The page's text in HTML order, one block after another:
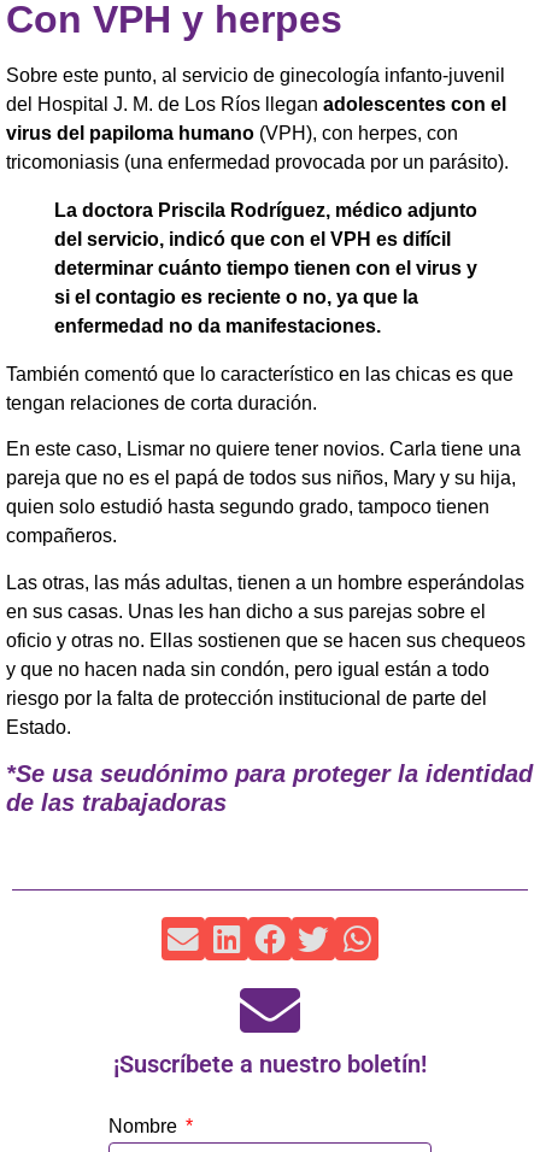
Con VPH y herpes
Sobre este punto, al servicio de ginecología infanto-juvenil
del Hospital J. M. de Los Ríos llegan adolescentes con el
virus del papiloma humano (VPH), con herpes, con
tricomoniasis (una enfermedad provocada por un parásito).
La doctora Priscila Rodríguez, médico adjunto
del servicio, indicó que con el VPH es difícil
determinar cuánto tiempo tienen con el virus y
si el contagio es reciente o no, ya que la
enfermedad no da manifestaciones.
También comentó que lo característico en las chicas es que
tengan relaciones de corta duración.
En este caso, Lismar no quiere tener novios. Carla tiene una
pareja que no es el papá de todos sus niños, Mary y su hija,
quien solo estudió hasta segundo grado, tampoco tienen
compañeros.
Las otras, las más adultas, tienen a un hombre esperándolas
en sus casas. Unas les han dicho a sus parejas sobre el
oficio y otras no. Ellas sostienen que se hacen sus chequeos
y que no hacen nada sin condón, pero igual están a todo
riesgo por la falta de protección institucional de parte del
Estado.
*Se usa seudónimo para proteger la identidad
de las trabajadoras
¡Suscríbete a nuestro boletín!
Nombre